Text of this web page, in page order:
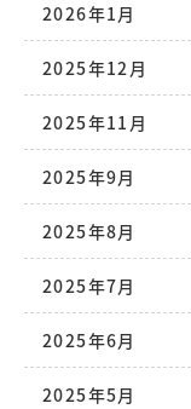
2026年1月
2025年12月
2025年11月
2025年9月
2025年8月
2025年7月
2025年6月
2025年5月